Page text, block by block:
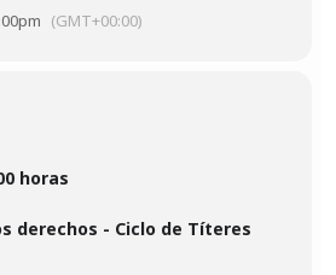
(GMT+00:00)
horas
derechos - Ciclo de Títeres